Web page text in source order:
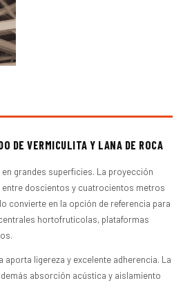
DE VERMICULITA Y LANA DE ROCA
grandes superficies. La proyección
doscientos y cuatrocientos metros
convierte en la opción de referencia para
hortofrutícolas, plataformas
aporta ligereza y excelente adherencia. La
absorción acústica y aislamiento